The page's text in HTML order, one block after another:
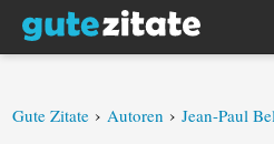
Gute Zitate › Autoren › Jean-Paul